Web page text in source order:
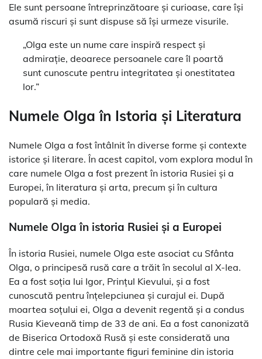
Ele sunt persoane întreprinzătoare și curioase, care își
asumă riscuri și sunt dispuse să își urmeze visurile.
„Olga este un nume care inspiră respect și
admirație, deoarece persoanele care îl poartă
sunt cunoscute pentru integritatea și onestitatea
lor.”
Numele Olga în Istoria și Literatura
Numele Olga a fost întâlnit în diverse forme și contexte
istorice și literare. În acest capitol, vom explora modul în
care numele Olga a fost prezent în istoria Rusiei și a
Europei, în literatura și arta, precum și în cultura
populară și media.
Numele Olga în istoria Rusiei și a Europei
În istoria Rusiei, numele Olga este asociat cu Sfânta
Olga, o principesă rusă care a trăit în secolul al X-lea.
Ea a fost soția lui Igor, Prințul Kievului, și a fost
cunoscută pentru înțelepciunea și curajul ei. După
moartea soțului ei, Olga a devenit regentă și a condus
Rusia Kieveană timp de 33 de ani. Ea a fost canonizată
de Biserica Ortodoxă Rusă și este considerată una
dintre cele mai importante figuri feminine din istoria